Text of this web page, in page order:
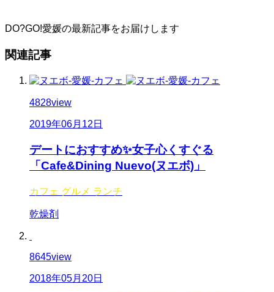
DO?GO!愛媛の最新記事をお届けします
関連記事
4828view
2019年06月12日
デートにおすすめ✨女子心くすぐる
「Cafe&Dining Nuevo(ヌエボ)」
カフェ グルメ ランチ
乾燥剤
8645view
2018年05月20日